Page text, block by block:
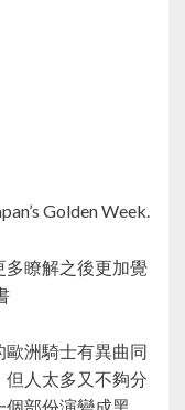
Golden Week.
多瞭解之後更加覺
洲騎士有異曲同
人太多又不夠分